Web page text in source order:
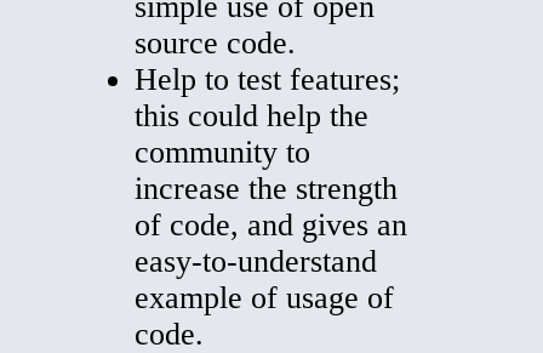
source code.
Help to test features;
this could help the
community to
increase the strength
of code, and gives an
easy-to-understand
example of usage of
code.